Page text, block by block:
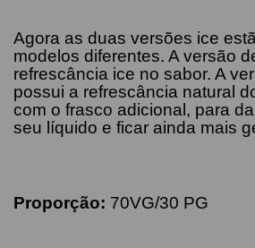
Agora as duas versões ice
modelos diferentes. A versão
refrescância ice no sabor. A
possui a refrescância natural
com o frasco adicional, para
seu líquido e ficar ainda mais
Proporção: 70VG/30 PG